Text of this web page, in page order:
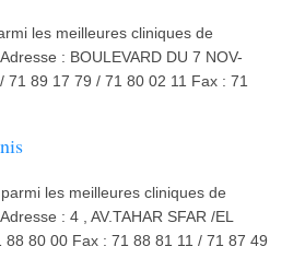
les meilleures cliniques de
: BOULEVARD DU 7 NOV-
71 89 17 79 / 71 80 02 11 Fax : 71
les meilleures cliniques de
: 4 , AV.TAHAR SFAR /EL
88 80 00 Fax : 71 88 81 11 / 71 87 49